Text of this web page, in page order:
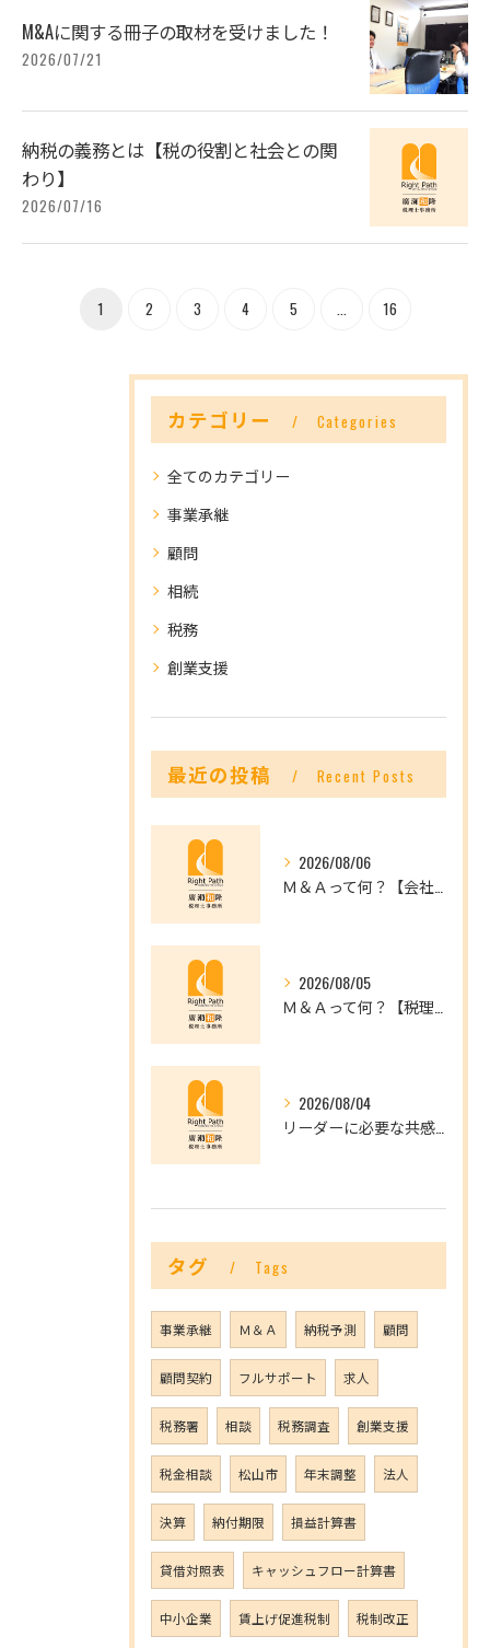
M&Aに関する冊子の取材を受けました！
2026/07/21
納税の義務とは【税の役割と社会との関
わり】
2026/07/16
1 2 3 4 5 ... 16
カテゴリー Categories
全てのカテゴリー
事業承継
顧問
相続
税務
創業支援
最近の投稿 Recent Posts
2026/08/06
2026/08/05
2026/08/04
タグ Tags
事業承継 Ｍ＆Ａ 納税予測 顧問
顧問契約 フルサポート 求人
税務署 相談 税務調査 創業支援
税金相談 松山市 年末調整 法人
決算 納付期限 損益計算書
貸借対照表 キャッシュフロー計算書
中小企業 賃上げ促進税制 税制改正